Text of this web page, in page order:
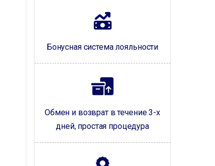
Бонусная система лояльности
Обмен и возврат в течение 3-х
дней, простая процедура